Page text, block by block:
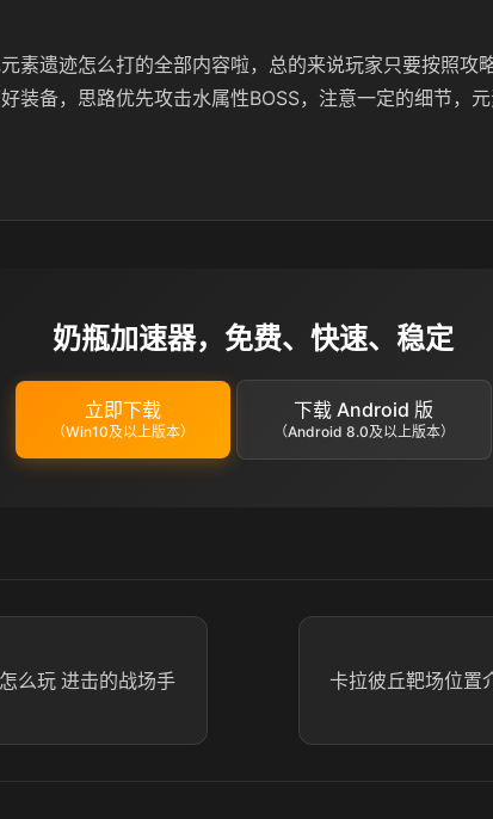
素遗迹怎么打的全部内容啦，总的来说玩家只要按照攻
装备，思路优先攻击水属性BOSS，注意一定的细节，
奶瓶加速器，免费、快速、稳定
立即下载
（Win10及以上版本）
下载 Android 版
（Android 8.0及以上版本）
么玩 进击的战场手
卡拉彼丘靶场位置